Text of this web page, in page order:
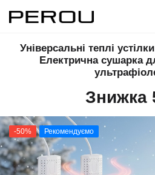
Універсальні теплі
Електрична сушарка
Знижка
-50% Рекомендуємо